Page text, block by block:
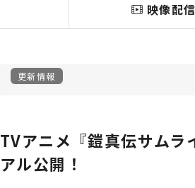
映像配信
更新情報
TVアニメ『鎧真伝サム
アル公開！